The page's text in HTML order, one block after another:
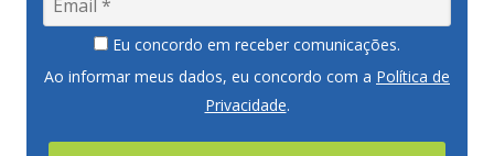
Eu concordo em receber comunicações.
Ao informar meus dados, eu concordo com a Política de
Privacidade.